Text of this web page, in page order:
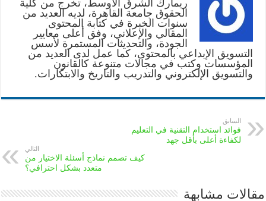
ريمارك الشرق الأوسط، تخرج من كلية
الحقوق جامعة القاهرة، لديه العديد من
سنوات الخبرة في كتابة المحتوى
المقالي والإعلاني، وفق أعلى معايير
الجودة، والتحديثات المستمرة لأسس
التسويق الإبداعي بالمحتوى، كما عمل لدى العديد من
المؤسسات وكتب في مجالات متنوعة كالقانون
والتسويق الإلكتروني والتدريب والتاريخ والابتكارات.
السابق
فوائد استخدام التقنية في التعليم
لكفاءة أعلى بأقل جهد
التالي
كيف تصمم نماذج أسئلة الاختيار من
متعدد بشكل احترافي؟
مقالات مشابهة